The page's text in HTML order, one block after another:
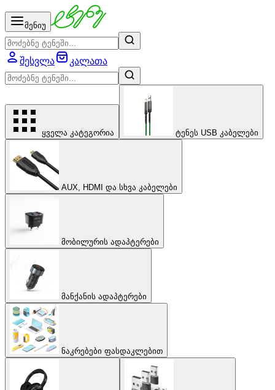
მენიუ
შესვლა კალათა
ყველა კატეგორია ტენეს USB კაბელები
AUX, HDMI და სხვა კაბელები
მობილურის ადაპტერები
მანქანის ადაპტერები
ნაკრებები ფასდაკლებით